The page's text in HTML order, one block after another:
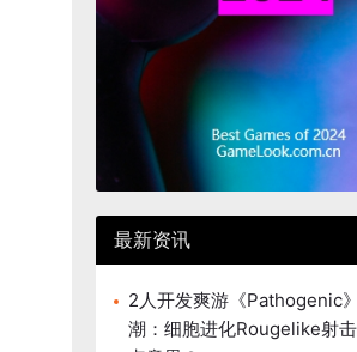
最新资讯
2人开发爽游《Pathogenic
潮：细胞进化Rougelike射